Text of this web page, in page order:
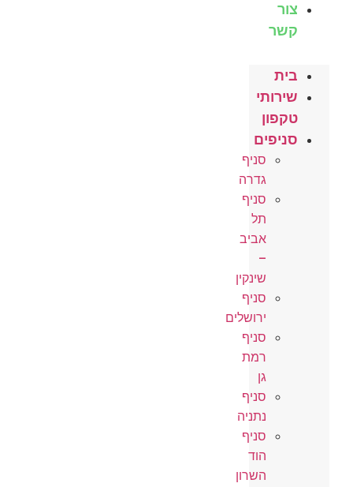
צור
קשר
בית
שירותי
טקפון
סניפים
סניף
גדרה
סניף
תל
אביב
–
שינקין
סניף
ירושלים
סניף
רמת
גן
סניף
נתניה
סניף
הוד
השרון